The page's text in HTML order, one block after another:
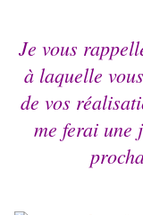
Je vous
à laquelle
de vos
me ferai une